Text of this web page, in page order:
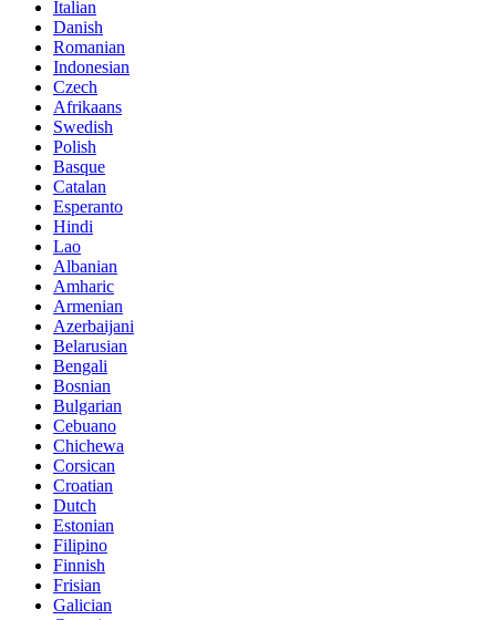
Italian
Danish
Romanian
Indonesian
Czech
Afrikaans
Swedish
Polish
Basque
Catalan
Esperanto
Hindi
Lao
Albanian
Amharic
Armenian
Azerbaijani
Belarusian
Bengali
Bosnian
Bulgarian
Cebuano
Chichewa
Corsican
Croatian
Dutch
Estonian
Filipino
Finnish
Frisian
Galician